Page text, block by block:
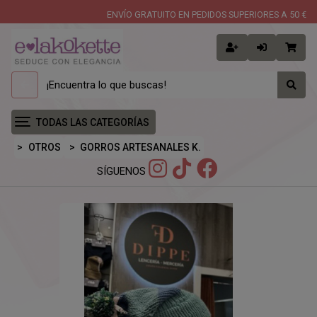
ENVÍO GRATUITO EN PEDIDOS SUPERIORES A 50 €
TODAS LAS CATEGORÍAS
OTROS GORROS ARTESANALES K.
SÍGUENOS